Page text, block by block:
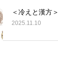
＜冷えと漢方＞
2025.11.10